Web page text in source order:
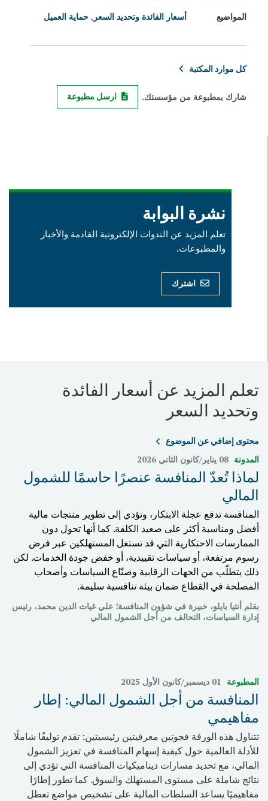
المواضيع
أسعار الفائدة وتحديد السعر,حماية العميل
كل موارد المكتبة
شارك بمطبوعة من مؤسستك. ارسل مطبوعة
نشرة البوابة
تعلم المزيد عن الندوات الإلكترونية القادمة والأخبار
والمطبوعات.
اشترك
تعلم المزيد عن أسعار الفائدة
وتحديد السعر
محتوى إضافي عن الموضوع
المدونة 08 يناير/كانون الثاني 2026
لماذا تُعدّ المنافسة عنصرًا حاسمًا للشمول
المالي
المنافسة تدفع عجلة الابتكار، وتؤدي إلى تطوير منتجات مالية
أفضل ومناسبة أكثر على صعيد الكلفة. كما أنها تحول دون
الممارسات الاحتكارية التي قد تستغل المستهلكين عبر فرض
رسوم مرتفعة، أو سياسات تقييدية، أو خفض جودة الخدمات. لكن
ذلك يتطلّب من الجهات الرقابية وصنّاع السياسات وأصحاب
المصلحة في القطاع ضمان بيئة تنافسية سليمة.
بقلم أنتيا بايلو، خبيرة في شؤون المنافسة؛ علي غياث الدين محمد، رئيس
إدارة السياسات، التحالف من أجل الشمول المالي
المطبوعة 01 ديسمبر/كانون الأول 2025
المنافسة من أجل الشمول المالي: إطار
مفاهيمي
تتناول هذه الورقة فجوتين معرفيتين رئيسيتين: تقدم توليفًا شاملًا
للأدلة العالمية حول كيفية إسهام المنافسة في تعزيز الشمول
المالي، مع تحديد مسارات ديناميكيات المنافسة التي تؤدي إلى
نتائج شاملة على مستوى المستهلك والسوق. كما تطور إطارًا
مفاهيميًا يساعد السلطات المالية على تشخيص مواضع تعطل